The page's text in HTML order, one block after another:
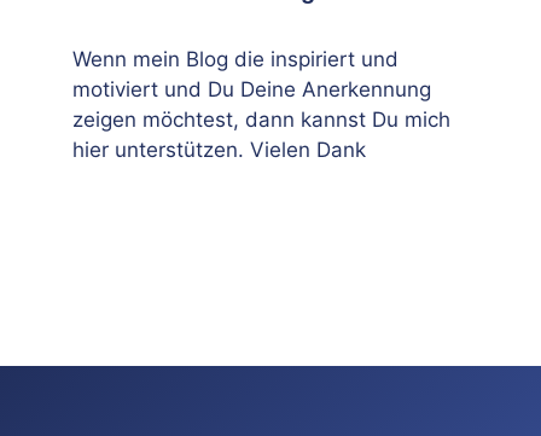
Wenn mein Blog die inspiriert und
motiviert und Du Deine Anerkennung
zeigen möchtest, dann kannst Du mich
hier unterstützen. Vielen Dank